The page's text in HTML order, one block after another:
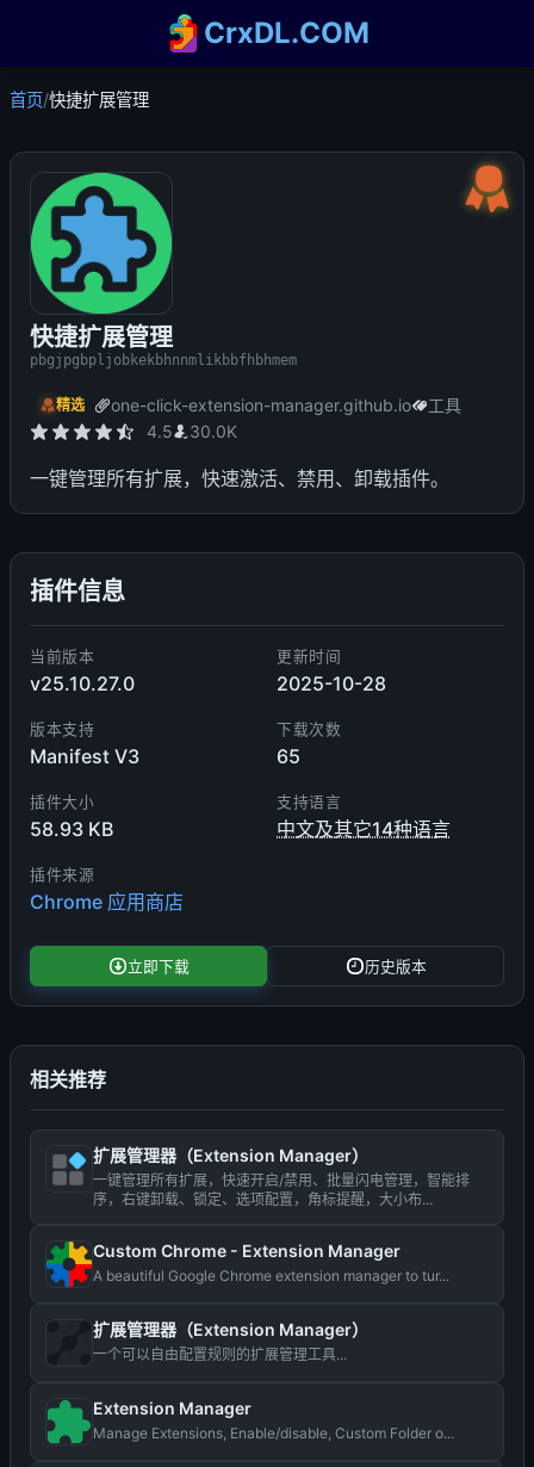
CrxDL.COM
首页/快捷扩展管理
快捷扩展管理
pbgjpgbpljobkekbhnnmlikbbfhbhmem
精选 one-click-extension-manager.github.io
工具
4.5
30.0K
一键管理所有扩展，快速激活、禁用、卸载插件。
插件信息
当前版本
v25.10.27.0
更新时间
2025-10-28
版本支持
Manifest V3
下载次数
65
插件大小
58.93 KB
支持语言
中文及其它14种语言
插件来源
Chrome 应用商店
立即下载 历史版本
相关推荐
扩展管理器（Extension Manager）
一键管理所有扩展，快速开启/禁用、批量闪电管理，智能排
序，右键卸载、锁定、选项配置，角标提醒，大小布...
Custom Chrome - Extension Manager
A beautiful Google Chrome extension manager to tur...
扩展管理器（Extension Manager）
一个可以自由配置规则的扩展管理工具...
Extension Manager
Manage Extensions, Enable/disable, Custom Folder o...